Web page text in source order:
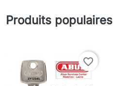
Produits populaires
favorite_border